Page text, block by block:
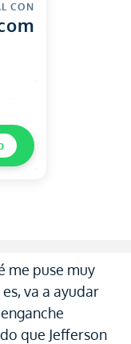
CON
me puse muy
va a ayudar
que Jefferson